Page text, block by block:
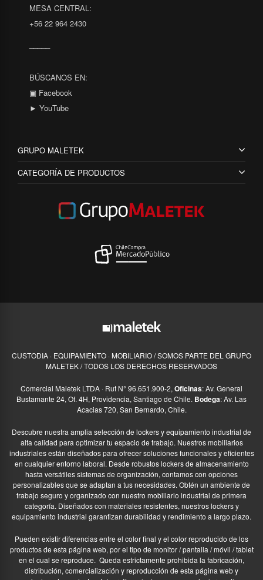
MESA CENTRAL:
+56 22 964 2430
BÚSCANOS EN:
▣ Facebook
► YouTube
GRUPO MALETEK
CATEGORÍA DE PRODUCTOS
CUSTODIA · EQUIPAMIENTO · MOBILIARIO / SOMOS PARTE DEL GRUPO
MALETEK / TODOS LOS DERECHOS RESERVADOS
Comercial Maletek LTDA · Rut N° 96.651.900-2, Oficinas: Av. General
Bustamante 24, Of. 4H, Providencia, Santiago de Chile. Bodega: Av. Las
Acacias 720, San Bernardo, Chile.
Descubre nuestra amplia selección de lockers y equipamiento industrial de
alta calidad para optimizar tu espacio de trabajo. Nuestros mobiliarios
industriales están diseñados para ofrecer soluciones funcionales y eficientes
en cualquier entorno laboral. Desde robustos lockers de almacenamiento
hasta versátiles sistemas de organización, contamos con opciones
personalizables que se adaptan a tus necesidades. Obtén un ambiente de
trabajo seguro y organizado con nuestro mobiliario industrial de primera
categoría. Diseñados con materiales resistentes, nuestros lockers y
equipamiento industrial garantizan durabilidad y rendimiento a largo plazo.
Pueden existir diferencias entre el color final y el color reproducido de los
productos de esta página web, por el tipo de monitor / pantalla / móvil / tablet
en el cual se reproduce. Queda estrictamente prohibida la fabricación,
distribución, comercialización y reproducción de esta página web y